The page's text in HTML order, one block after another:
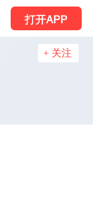
打开APP
+ 关注